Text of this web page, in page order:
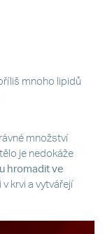
mnoho lipidů
množství
je nedokáže
hromadit ve
krvi a vytvářejí